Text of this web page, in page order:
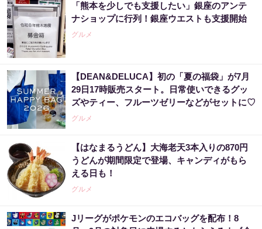
「熊本を少しでも支援したい」銀座のアンテ
ナショップに行列！銀座ウエストも支援開始
グルメ
【DEAN&DELUCA】初の「夏の福袋」が7月
29日17時販売スタート。日常使いできるグッ
ズやティー、フルーツゼリーなどがセットに♡
グルメ
【はなまるうどん】大海老天3本入りの870円
うどんが期間限定で登場、キャンディがもら
える日も！
グルメ
Jリーグがポケモンのエコバッグを配布！8